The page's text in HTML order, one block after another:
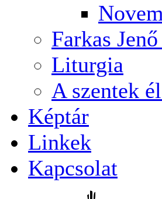
Farkas
Liturgia
A szentek
Képtár
Linkek
Kapcsolat